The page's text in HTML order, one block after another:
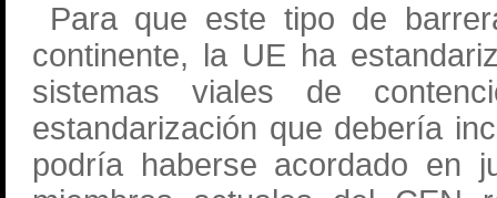
Para que este tipo de
continente, la UE ha
sistemas viales de
estandarización que debería
podría haberse acordado en